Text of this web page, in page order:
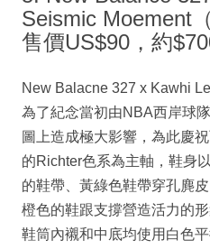
Seismic Moement
售價US$90，約
New Balacne 327 x Kawhi
為了紀念當初由NBA西岸球
圖上造成極大影響，為此慶
的Richter色系為主軸，鞋身
的鞋帶、黃綠色鞋帶穿孔麂
橙色的鞋跟支撐營造活力的
鞋筒內襯和中底均使用白色